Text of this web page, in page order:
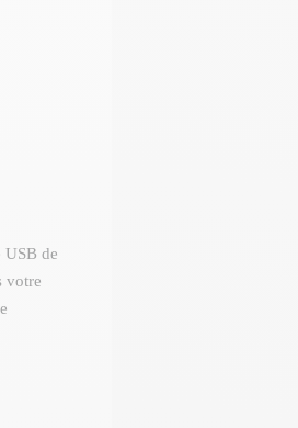
USB de
votre